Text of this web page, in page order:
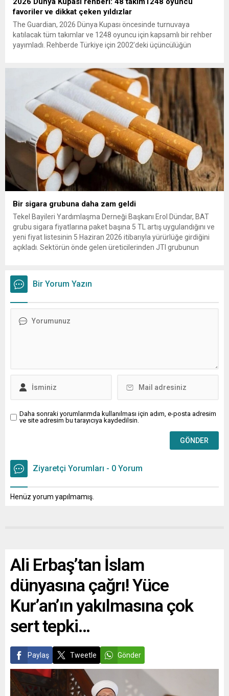
favoriler ve dikkat çeken yıldızlar
The Guardian, 2026 Dünya Kupası öncesinde turnuvaya
katılacak tüm takımlar ve 1248 oyuncu için kapsamlı bir rehber
yayımladı. Rehberde Türkiye için 2002’deki üçüncülüğün
yaratmaya hazır” olarak değerlendirildi. A Milli Takım’ın yıldızı
Arda Güler gösterildi. The...
Bir sigara grubuna daha zam geldi
Tekel Bayileri Yardımlaşma Derneği Başkanı Erol Dündar, BAT
grubu sigara fiyatlarına paket başına 5 TL artış uygulandığını ve
yeni fiyat listesinin 5 Haziran 2026 itibarıyla yürürlüğe girdiğini
açıkladı. Sektörün önde gelen üreticilerinden JTI grubunun
Yardımlaşma...
Bir Yorum Yazın
Daha sonraki yorumlarımda kullanılması için adım, e-posta adresim
ve site adresim bu tarayıcıya kaydedilsin.
Ziyaretçi Yorumları - 0 Yorum
Henüz yorum yapılmamış.
Ali Erbaş’tan İslam
dünyasına çağrı! Yüce
Kur’an’ın yakılmasına çok
sert tepki…
Paylaş Tweetle Gönder